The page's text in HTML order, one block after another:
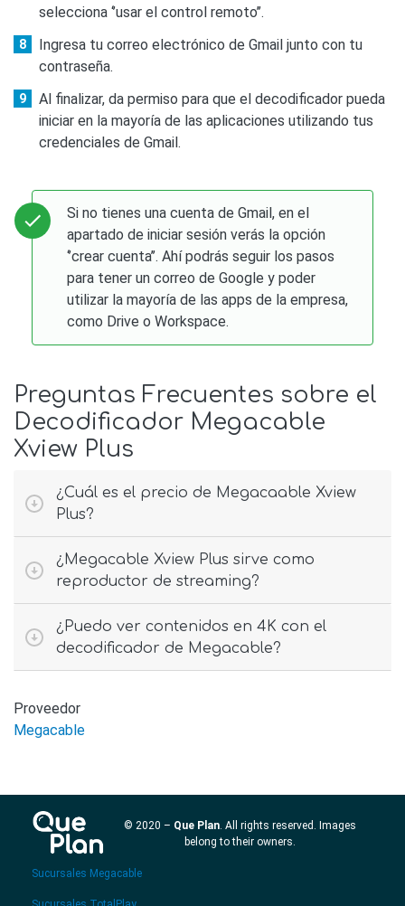
selecciona ‘’usar el control remoto’’.
Ingresa tu correo electrónico de Gmail junto con tu
contraseña.
Al finalizar, da permiso para que el decodificador pueda
iniciar en la mayoría de las aplicaciones utilizando tus
credenciales de Gmail.
Si no tienes una cuenta de Gmail, en el
apartado de iniciar sesión verás la opción
‘’crear cuenta’’. Ahí podrás seguir los pasos
para tener un correo de Google y poder
utilizar la mayoría de las apps de la empresa,
como Drive o Workspace.
Preguntas Frecuentes sobre el
Decodificador Megacable
Xview Plus
¿Cuál es el precio de Megacaable Xview
Plus?
¿Megacable Xview Plus sirve como
reproductor de streaming?
¿Puedo ver contenidos en 4K con el
decodificador de Megacable?
Proveedor
Megacable
© 2020 – Que Plan. All rights reserved. Images
belong to their owners.
Sucursales Megacable